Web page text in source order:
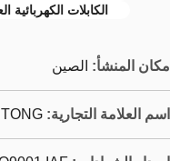
الكابلات الكهربائية
مكان المنشأ: الصين
اسم العلامة التجارية: